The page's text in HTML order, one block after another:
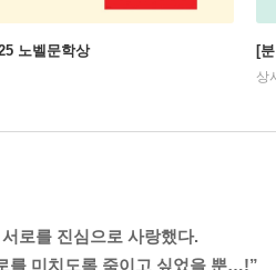
노벨문학상 [
상
로를 진심으로 사랑했다.
를 미치도록 죽이고 싶었을 뿐…!”